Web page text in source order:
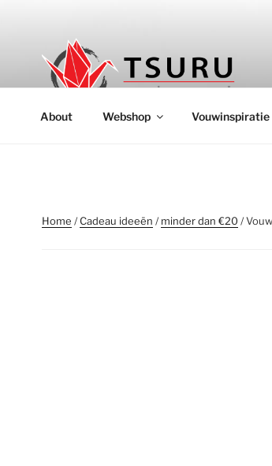
Authentieke origami papier en boeken
About Webshop Vouwinspiratie
Home /Cadeau ideeën /minder dan €20 /